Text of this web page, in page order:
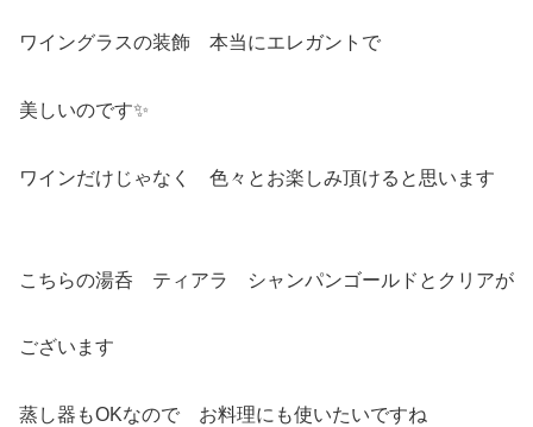
ワイングラスの装飾 本当にエレガントで
美しいのです✨
ワインだけじゃなく 色々とお楽しみ頂けると思います
こちらの湯呑 ティアラ シャンパンゴールドとクリアが
ございます
蒸し器もOKなので お料理にも使いたいですね